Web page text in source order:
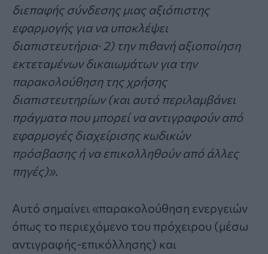
διεπαφής σύνδεσης μιας αξιόπιστης
εφαρμογής για να υποκλέψει
διαπιστευτήρια· 2) την πιθανή αξιοποίηση
εκτεταμένων δικαιωμάτων για την
παρακολούθηση της χρήσης
διαπιστευτηρίων (και αυτό περιλαμβάνει
πράγματα που μπορεί να αντιγραφούν από
εφαρμογές διαχείρισης κωδικών
πρόσβασης ή να επικολληθούν από άλλες
πηγές)».
Αυτό σημαίνει «παρακολούθηση ενεργειών
όπως το περιεχόμενο του πρόχειρου (μέσω
αντιγραφής-επικόλλησης) και